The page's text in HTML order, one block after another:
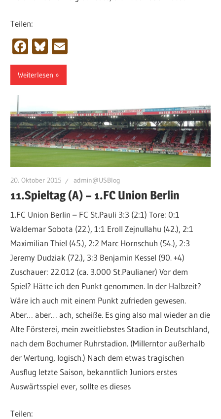
Teilen:
Facebook
Bluesky
Weiterlesen
20. Oktober 2015 admin@USBlog
11.Spieltag (A) – 1.FC Union Berlin
1.FC Union Berlin – FC St.Pauli 3:3 (2:1) Tore: 0:1
Waldemar Sobota (22.), 1:1 Eroll Zejnullahu (42.), 2:1
Maximilian Thiel (45.), 2:2 Marc Hornschuh (54.), 2:3
Jeremy Dudziak (72.), 3:3 Benjamin Kessel (90. +4)
Zuschauer: 22.012 (ca. 3.000 St.Paulianer) Vor dem
Spiel? Hätte ich den Punkt genommen. In der Halbzeit?
Wäre ich auch mit einem Punkt zufrieden gewesen.
Aber… aber… ach, scheiße. Es ging also mal wieder an die
Alte Försterei, mein zweitliebstes Stadion in Deutschland,
nach dem Bochumer Ruhrstadion. (Millerntor außerhalb
der Wertung, logisch.) Nach dem etwas tragischen
Ausflug letzte Saison, bekanntlich Juniors erstes
Auswärtsspiel ever, sollte es dieses
Teilen: